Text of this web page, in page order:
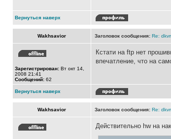
Вернуться наверх
Wakhsavior Заголовок сообщения: Re:
Зарегистрирован: Вт окт 14,
2008 21:41
Сообщений: 62
Кстати на ftp нет
впечатление, что на
Вернуться наверх
Wakhsavior Заголовок сообщения: Re:
Действительно hw на